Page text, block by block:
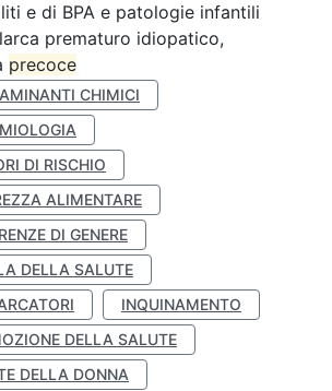
e di BPA e patologie infantili
prematuro idiopatico,
precoce
CHIMICI
DI RISCHIO
ALIMENTARE
DI GENERE
DELLA SALUTE
INQUINAMENTO
DELLA SALUTE
DELLA DONNA